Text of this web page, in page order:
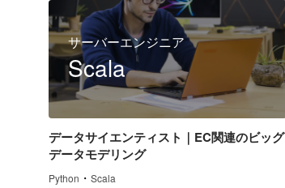
サーバーエンジニア
Scala
データサイエンティスト｜EC関連のビッグ
データモデリング
Python ・ Scala